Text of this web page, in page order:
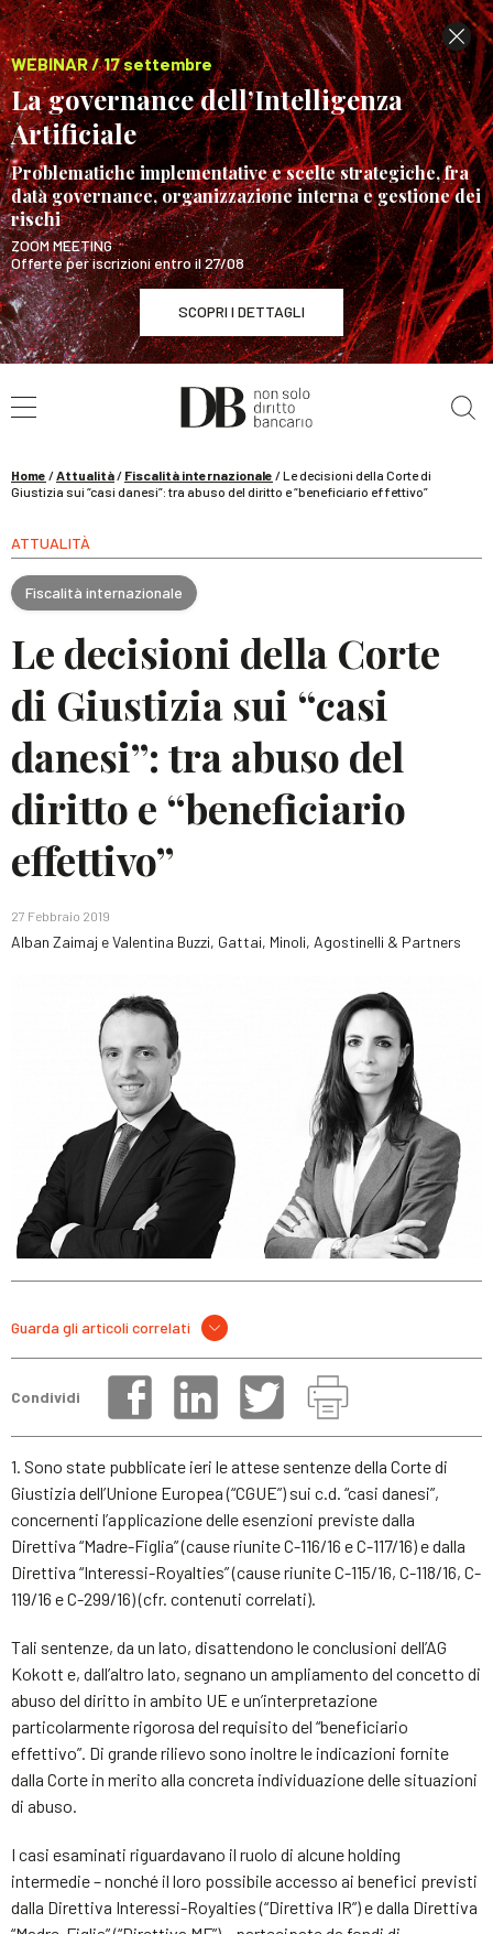
WEBINAR / 17 settembre
La governance dell’Intelligenza
Artificiale
Problematiche implementative e scelte strategiche, fra
data governance, organizzazione interna e gestione dei
rischi
ZOOM MEETING
Offerte per iscrizioni entro il 27/08
SCOPRI I DETTAGLI
WEBINAR / 17 settembre
La governance dell’Intelligenza Artificiale
Home /Attualità/ Fiscalità internazionale /Le decisioni della Corte di
Giustizia sui “casi danesi”: tra abuso del diritto e “beneficiario effettivo”
ATTUALITÀ
Fiscalità internazionale
Le decisioni della Corte
di Giustizia sui “casi
danesi”: tra abuso del
diritto e “beneficiario
effettivo”
27 Febbraio 2019
Alban Zaimaj e Valentina Buzzi, Gattai, Minoli, Agostinelli & Partners
Guarda gli articoli correlati
Condividi
1. Sono state pubblicate ieri le attese sentenze della Corte di
Giustizia dell’Unione Europea (“CGUE”) sui c.d. “casi danesi”,
concernenti l’applicazione delle esenzioni previste dalla
Direttiva “Madre-Figlia” (cause riunite C-116/16 e C-117/16) e dalla
Direttiva “Interessi-Royalties” (cause riunite C-115/16, C-118/16, C-
119/16 e C-299/16) (cfr. contenuti correlati).
Tali sentenze, da un lato, disattendono le conclusioni dell’AG
Kokott e, dall’altro lato, segnano un ampliamento del concetto di
abuso del diritto in ambito UE e un’interpretazione
particolarmente rigorosa del requisito del “beneficiario
effettivo”. Di grande rilievo sono inoltre le indicazioni fornite
dalla Corte in merito alla concreta individuazione delle situazioni
di abuso.
I casi esaminati riguardavano il ruolo di alcune holding
intermedie – nonché il loro possibile accesso ai benefici previsti
dalla Direttiva Interessi-Royalties (“Direttiva IR”) e dalla Direttiva